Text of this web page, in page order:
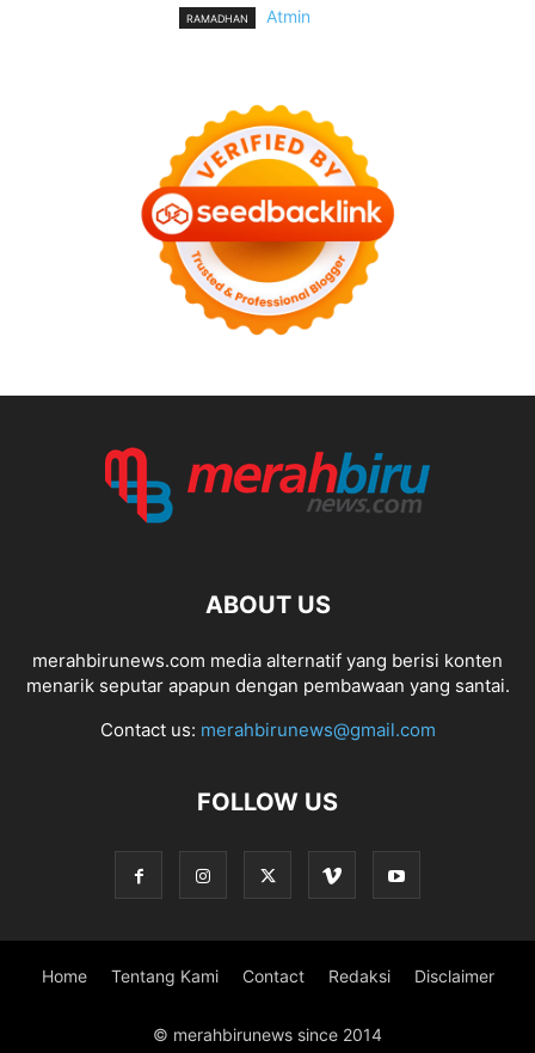
RAMADHAN Atmin
ABOUT US
merahbirunews.com media alternatif yang berisi konten
menarik seputar apapun dengan pembawaan yang santai.
Contact us: merahbirunews@gmail.com
FOLLOW US
Home Tentang Kami Contact Redaksi Disclaimer
© merahbirunews since 2014